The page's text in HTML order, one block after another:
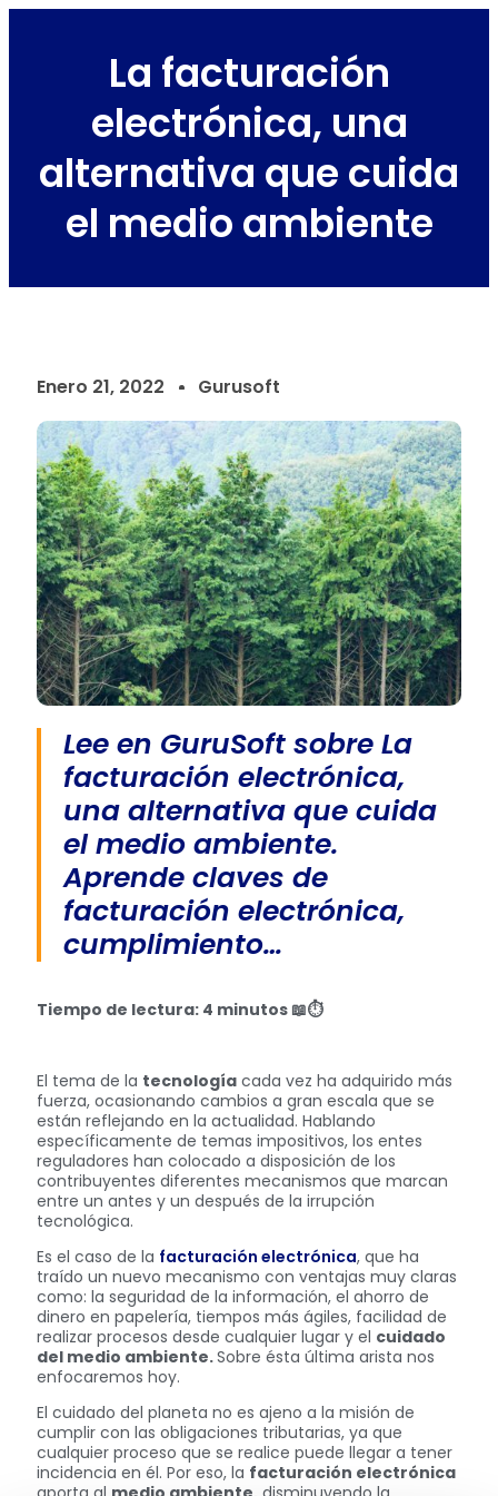
La facturación
electrónica, una
alternativa que cuida
el medio ambiente
Enero 21, 2022 Gurusoft
Lee en GuruSoft sobre La
facturación electrónica,
una alternativa que cuida
el medio ambiente.
Aprende claves de
facturación electrónica,
cumplimiento…
Tiempo de lectura: 4 minutos 📖⏱
El tema de la tecnología cada vez ha adquirido más
fuerza, ocasionando cambios a gran escala que se
están reflejando en la actualidad. Hablando
específicamente de temas impositivos, los entes
reguladores han colocado a disposición de los
contribuyentes diferentes mecanismos que marcan
entre un antes y un después de la irrupción
tecnológica.
Es el caso de la facturación electrónica, que ha
traído un nuevo mecanismo con ventajas muy claras
como: la seguridad de la información, el ahorro de
dinero en papelería, tiempos más ágiles, facilidad de
realizar procesos desde cualquier lugar y el cuidado
del medio ambiente.Sobre ésta última arista nos
enfocaremos hoy.
El cuidado del planeta no es ajeno a la misión de
cumplir con las obligaciones tributarias, ya que
cualquier proceso que se realice puede llegar a tener
incidencia en él. Por eso, la facturación electrónica